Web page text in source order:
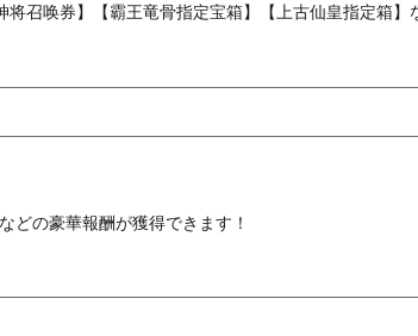
召唤券】【霸王竜骨指定宝箱】【上古仙皇指定箱】
どの豪華報酬が獲得できます！